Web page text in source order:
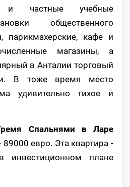
и частные учебные
общественного
парикмахерские, кафе и
магазины, а
в Анталии торговый
В тоже время место
удивительно тихое и
Спальнями в Ларе
89000 евро. Эта квартира -
инвестиционном плане